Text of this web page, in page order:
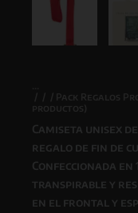
Pack Regalos
Camiseta unisex de
regalo de fin de
Confeccionada en
transpirable y
en el frontal y